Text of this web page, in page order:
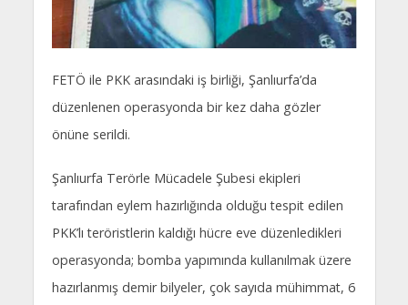
FETÖ ile PKK arasındaki iş birliği, Şanlıurfa’da
düzenlenen operasyonda bir kez daha gözler
önüne serildi.
Şanlıurfa Terörle Mücadele Şubesi ekipleri
tarafından eylem hazırlığında olduğu tespit edilen
PKK’lı teröristlerin kaldığı hücre eve düzenledikleri
operasyonda; bomba yapımında kullanılmak üzere
hazırlanmış demir bilyeler, çok sayıda mühimmat, 6